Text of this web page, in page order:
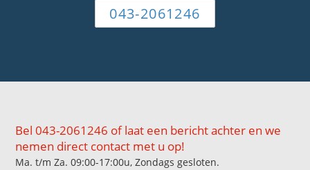
043-2061246
Bel 043-2061246 of laat een bericht achter en we
nemen direct contact met u op!
Ma. t/m Za. 09:00-17:00u, Zondags gesloten.